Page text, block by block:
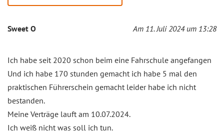
Sweet O Am 11. Juli 2024 um 13:28
Ich habe seit 2020 schon beim eine Fahrschule angefangen
Und ich habe 170 stunden gemacht ich habe 5 mal den
praktischen Führerschein gemacht leider habe ich nicht
bestanden.
Meine Verträge lauft am 10.07.2024.
Ich weiß nicht was soll ich tun.